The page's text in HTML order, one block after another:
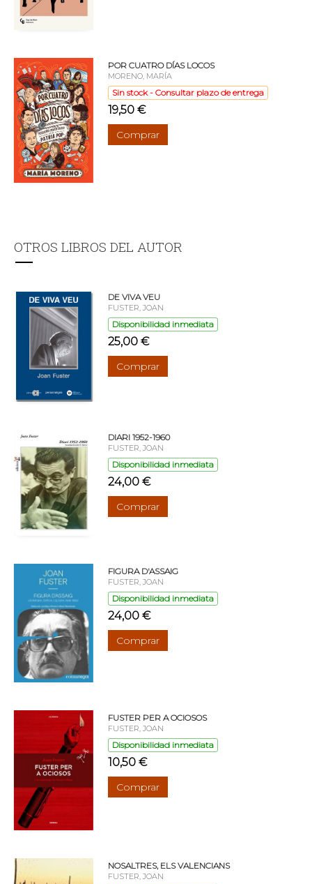
POR CUATRO DÍAS LOCOS
MORENO, MARÍA
Sin stock - Consultar plazo de entrega
19,50 €
Comprar
OTROS LIBROS DEL AUTOR
DE VIVA VEU
FUSTER, JOAN
Disponibilidad inmediata
25,00 €
Comprar
DIARI 1952-1960
FUSTER, JOAN
Disponibilidad inmediata
24,00 €
Comprar
FIGURA D'ASSAIG
FUSTER, JOAN
Disponibilidad inmediata
24,00 €
Comprar
FUSTER PER A OCIOSOS
FUSTER, JOAN
Disponibilidad inmediata
10,50 €
Comprar
NOSALTRES, ELS VALENCIANS
FUSTER, JOAN